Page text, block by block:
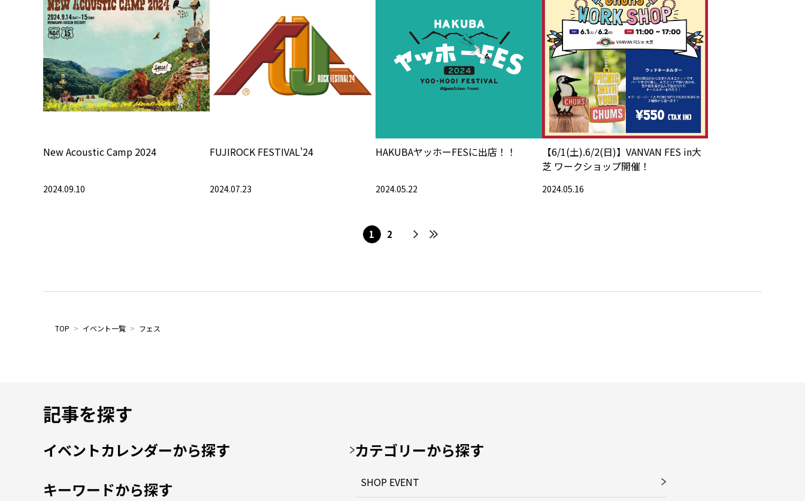
New Acoustic Camp 2024
2024.09.10
FUJIROCK FESTIVAL'24
2024.07.23
HAKUBAヤッホーFESに出店！！
2024.05.22
【6/1(土).6/2(日)】VANVAN FES in大
芝 ワークショップ開催！
2024.05.16
1 2
TOP > イベント一覧 > フェス
記事を探す
イベントカレンダーから探す
キーワードから探す
カテゴリーから探す
SHOP EVENT